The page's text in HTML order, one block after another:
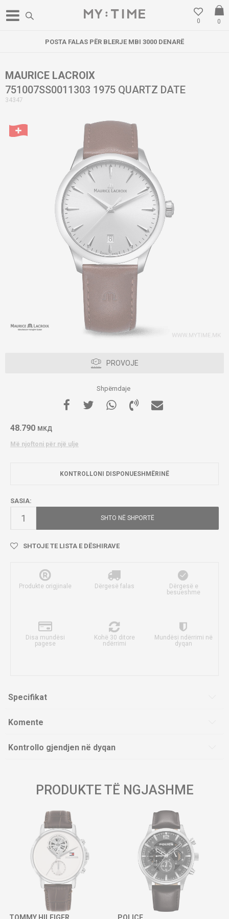
0
0
POSTA FALAS PËR BLERJE MBI 3000 DENARË
MAURICE LACROIX
751007SS0011303 1975 QUARTZ DATE
34347
PROVOJE
Shpërndaje
48.790 МКД
Më njoftoni për një ulje
KONTROLLONI DISPONUESHMËRINË
SASIA:
SHTO NË SHPORTË
SHTOJE TE LISTA E DËSHIRAVE
Produkte origjinale Dërgesë falas
Dërgesë e
besueshme
Disa mundësi
pagese
Kohë 30 ditore
ndërrimi
Mundësi ndërrimi në
dyqan
Specifikat
Komente
Kontrollo gjendjen në dyqan
PRODUKTE TË NGJASHME